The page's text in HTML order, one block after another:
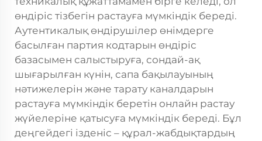
өндіріс тізбегін растауға мүмкіндік береді.
Аутентикалық өндірушілер өнімдерге
басылған партия кодтарын өндіріс
базасымен салыстыруға, сондай-ақ
шығарылған күнін, сапа бақылауының
нәтижелерін және тарату каналдарын
растауға мүмкіндік беретін онлайн растау
жүйелеріне қатысуға мүмкіндік береді. Бұл
деңгейдегі ізденіс – құрал-жабдықтардың